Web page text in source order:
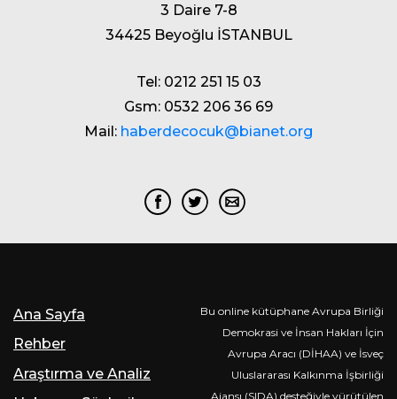
3 Daire 7-8
34425 Beyoğlu İSTANBUL
Tel: 0212 251 15 03
Gsm: 0532 206 36 69
Mail: haberdecocuk@bianet.org
Ana Sayfa
Rehber
Araştırma ve Analiz
Bu online kütüphane Avrupa Birliği
Demokrasi ve İnsan Hakları İçin
Avrupa Aracı (DİHAA) ve İsveç
Uluslararası Kalkınma İşbirliği
Ajansı (SIDA) desteğiyle yürütülen